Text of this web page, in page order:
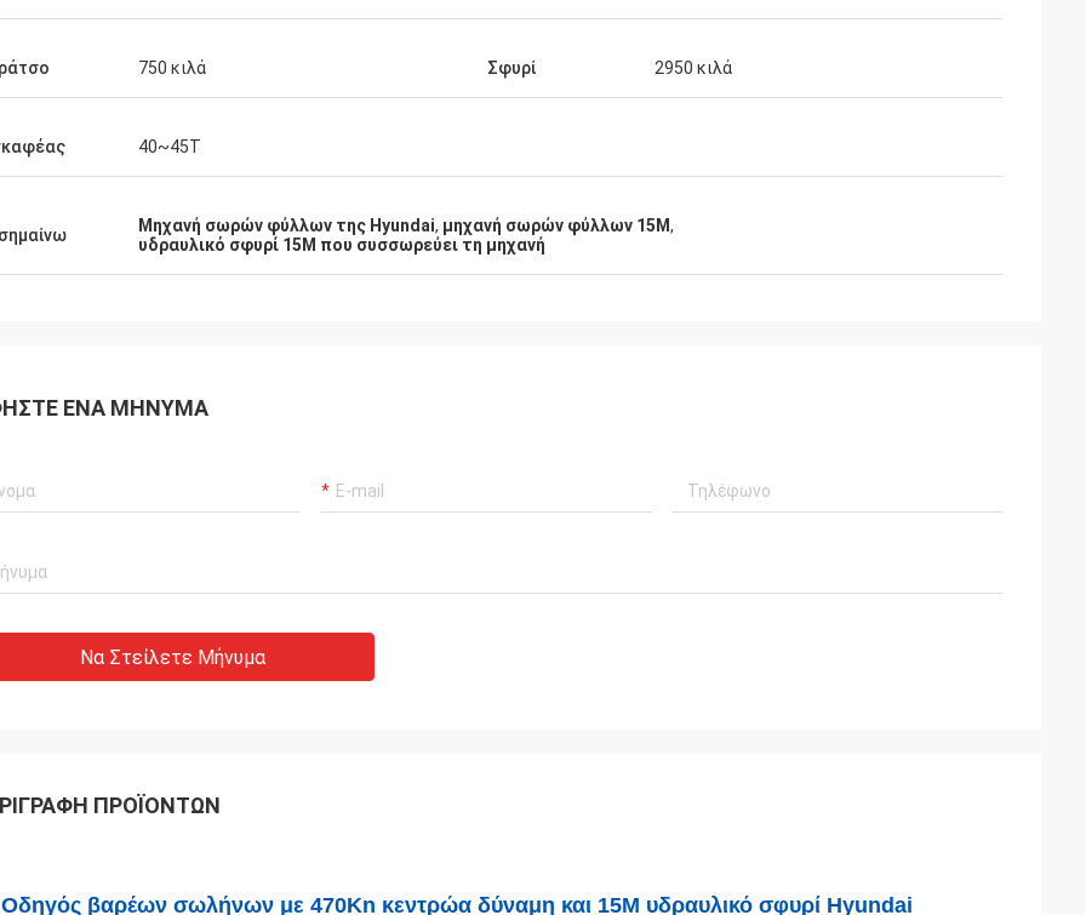
750 κιλά Σφυρί 2950 κιλά
40~45Τ
Μηχανή σωρών φύλλων της Hyundai, μηχανή σωρών φύλλων 15M,
υδραυλικό σφυρί 15M που συσσωρεύει τη μηχανή
ΈΝΑ ΜΉΝΥΜΑ
Να Στείλετε Μήνυμα
ΠΡΟΪΌΝΤΩΝ
Οδηγός βαρέων σωλήνων με 470Kn κεντρώα δύναμη και 15M υδραυλικό σφυρί Hyundai